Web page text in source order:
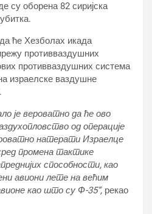
су оборена 82 сиријска
ће Хезболах икада
противваздушних
противваздушних система
израелске ваздушне
је вероватно да ће ово
од операције
натерати Израелце
промена тактике
способности, као
авиони лете на већим
као што су Ф-35“, рекао